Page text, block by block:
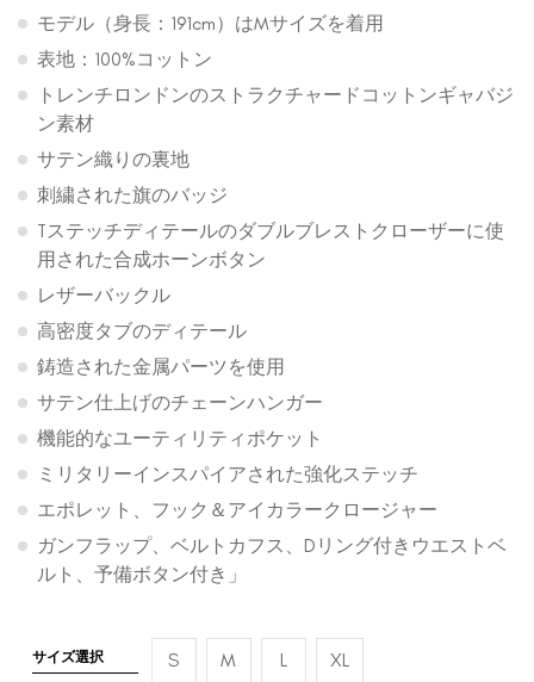
モデル（身長：191cm）はMサイズを着用
表地：100%コットン
トレンチロンドンのストラクチャードコットンギャバジ
ン素材
サテン織りの裏地
刺繍された旗のバッジ
Tステッチディテールのダブルブレストクローザーに使
用された合成ホーンボタン
レザーバックル
高密度タブのディテール
鋳造された金属パーツを使用
サテン仕上げのチェーンハンガー
機能的なユーティリティポケット
ミリタリーインスパイアされた強化ステッチ
エポレット、フック＆アイカラークロージャー
ガンフラップ、ベルトカフス、Dリング付きウエストベ
ルト、予備ボタン付き」
サイズ選択 S M L XL